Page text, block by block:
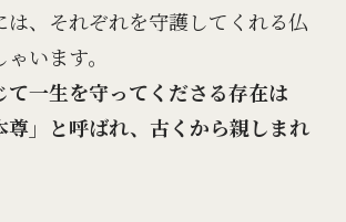
は、それぞれを守護してくれる仏
います。
て一生を守ってくださる存在は
尊」と呼ばれ、古くから親しまれ